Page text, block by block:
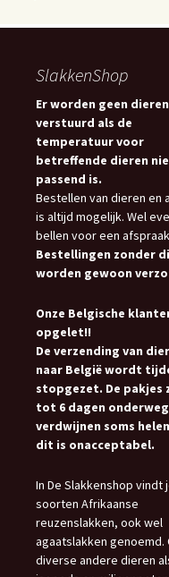
SlakkenShop
Er worden geen dieren
verstuurd als de
temperatuur voor
betreffende dieren
passend is.
Bestellen van dieren en
is altijd mogelijk. Wel
bellen voor een
Bestellingen zonder
worden gewoon
Onze Belgische
opgelet!!
De verzending van
naar België wordt
stopgezet. De pakjes
tot 6 dagen
verdwijnen soms
dit is onacceptabel.
In De Slakkenshop vindt
soorten Afrikaanse
reuzenslakken, ook wel
agaatslakken genoemd.
diverse andere dieren